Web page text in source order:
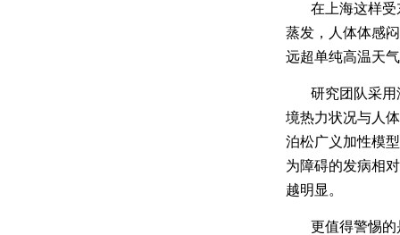
在上海这样
蒸发，人体体感
远超单纯高温天
研究团队采
境热力状况与人
泊松广义加性模
为障碍的发病相
越明显。
更值得警惕